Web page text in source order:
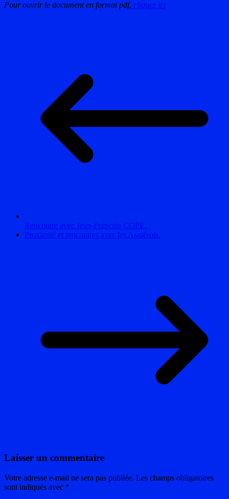
Pour ouvrir le document en format pdf, cliquez ici
Rencontre avec Jean-François COPE.
Proximité et rencontres avec les Asniérois.
Laisser un commentaire
Votre adresse e-mail ne sera pas publiée. Les champs obligatoires
sont indiqués avec *